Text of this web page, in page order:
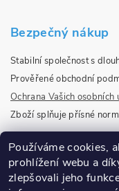
Bezpečný nákup
Stabilní společnost s
Prověřené obchodní
Ochrana Vašich osobních
Zboží splňuje přísné
Ověřeno našimi
Používáme cookies,
prohlížení webu a
zlepšovali jeho